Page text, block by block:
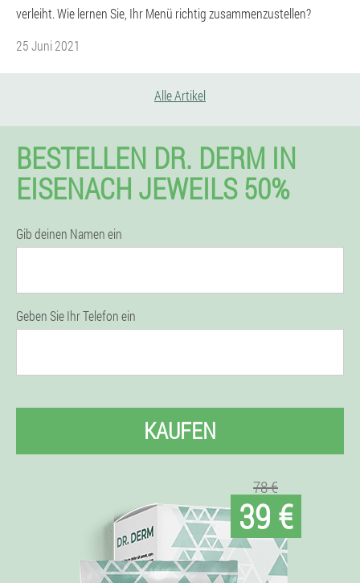
verleiht. Wie lernen Sie, Ihr Menü richtig zusammenzustellen?
25 Juni 2021
Alle Artikel
BESTELLEN DR. DERM IN
EISENACH JEWEILS 50%
Gib deinen Namen ein
Geben Sie Ihr Telefon ein
KAUFEN
78 €
39 €